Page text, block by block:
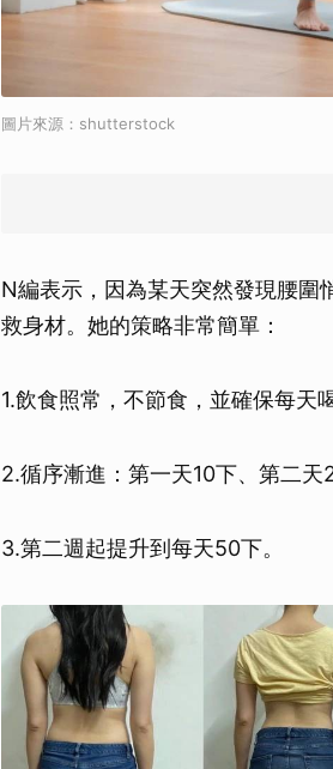
圖片來源：shutterstock
N編表示，因為某天突然發現腰圍
救身材。她的策略非常簡單：
1.飲食照常，不節食，並確保每天
2.循序漸進：第一天10下、第二
3.第二週起提升到每天50下。